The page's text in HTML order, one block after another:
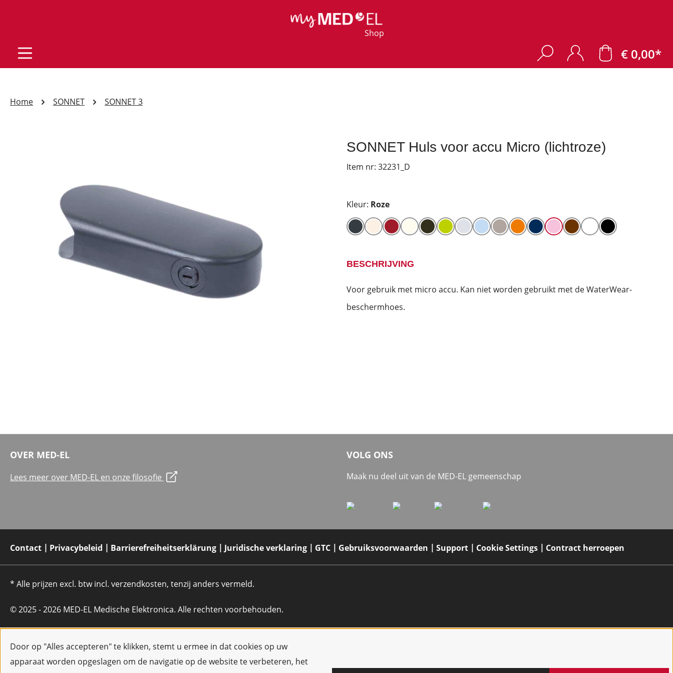
Door op "Alles accepteren" te klikken, stemt u ermee in dat cookies op uw
apparaat worden opgeslagen om de navigatie op de website te verbeteren, het
Shop
€ 0,00*
Home SONNET SONNET 3
SONNET Huls voor accu Micro (lichtroze)
Item nr: 32231_D
Kleur: Roze
BESCHRIJVING
Voor gebruik met micro accu. Kan niet worden gebruikt met de WaterWear-
beschermhoes.
OVER MED-EL
Lees meer over MED-EL en onze filosofie
VOLG ONS
Maak nu deel uit van de MED-EL gemeenschap
Contact Privacybeleid Barrierefreiheitserklärung Juridische verklaring GTC Gebruiksvoorwaarden Support Cookie Settings Contract herroepen
* Alle prijzen excl. btw incl. verzendkosten, tenzij anders vermeld.
© 2025 - 2026 MED-EL Medische Elektronica. Alle rechten voorbehouden.